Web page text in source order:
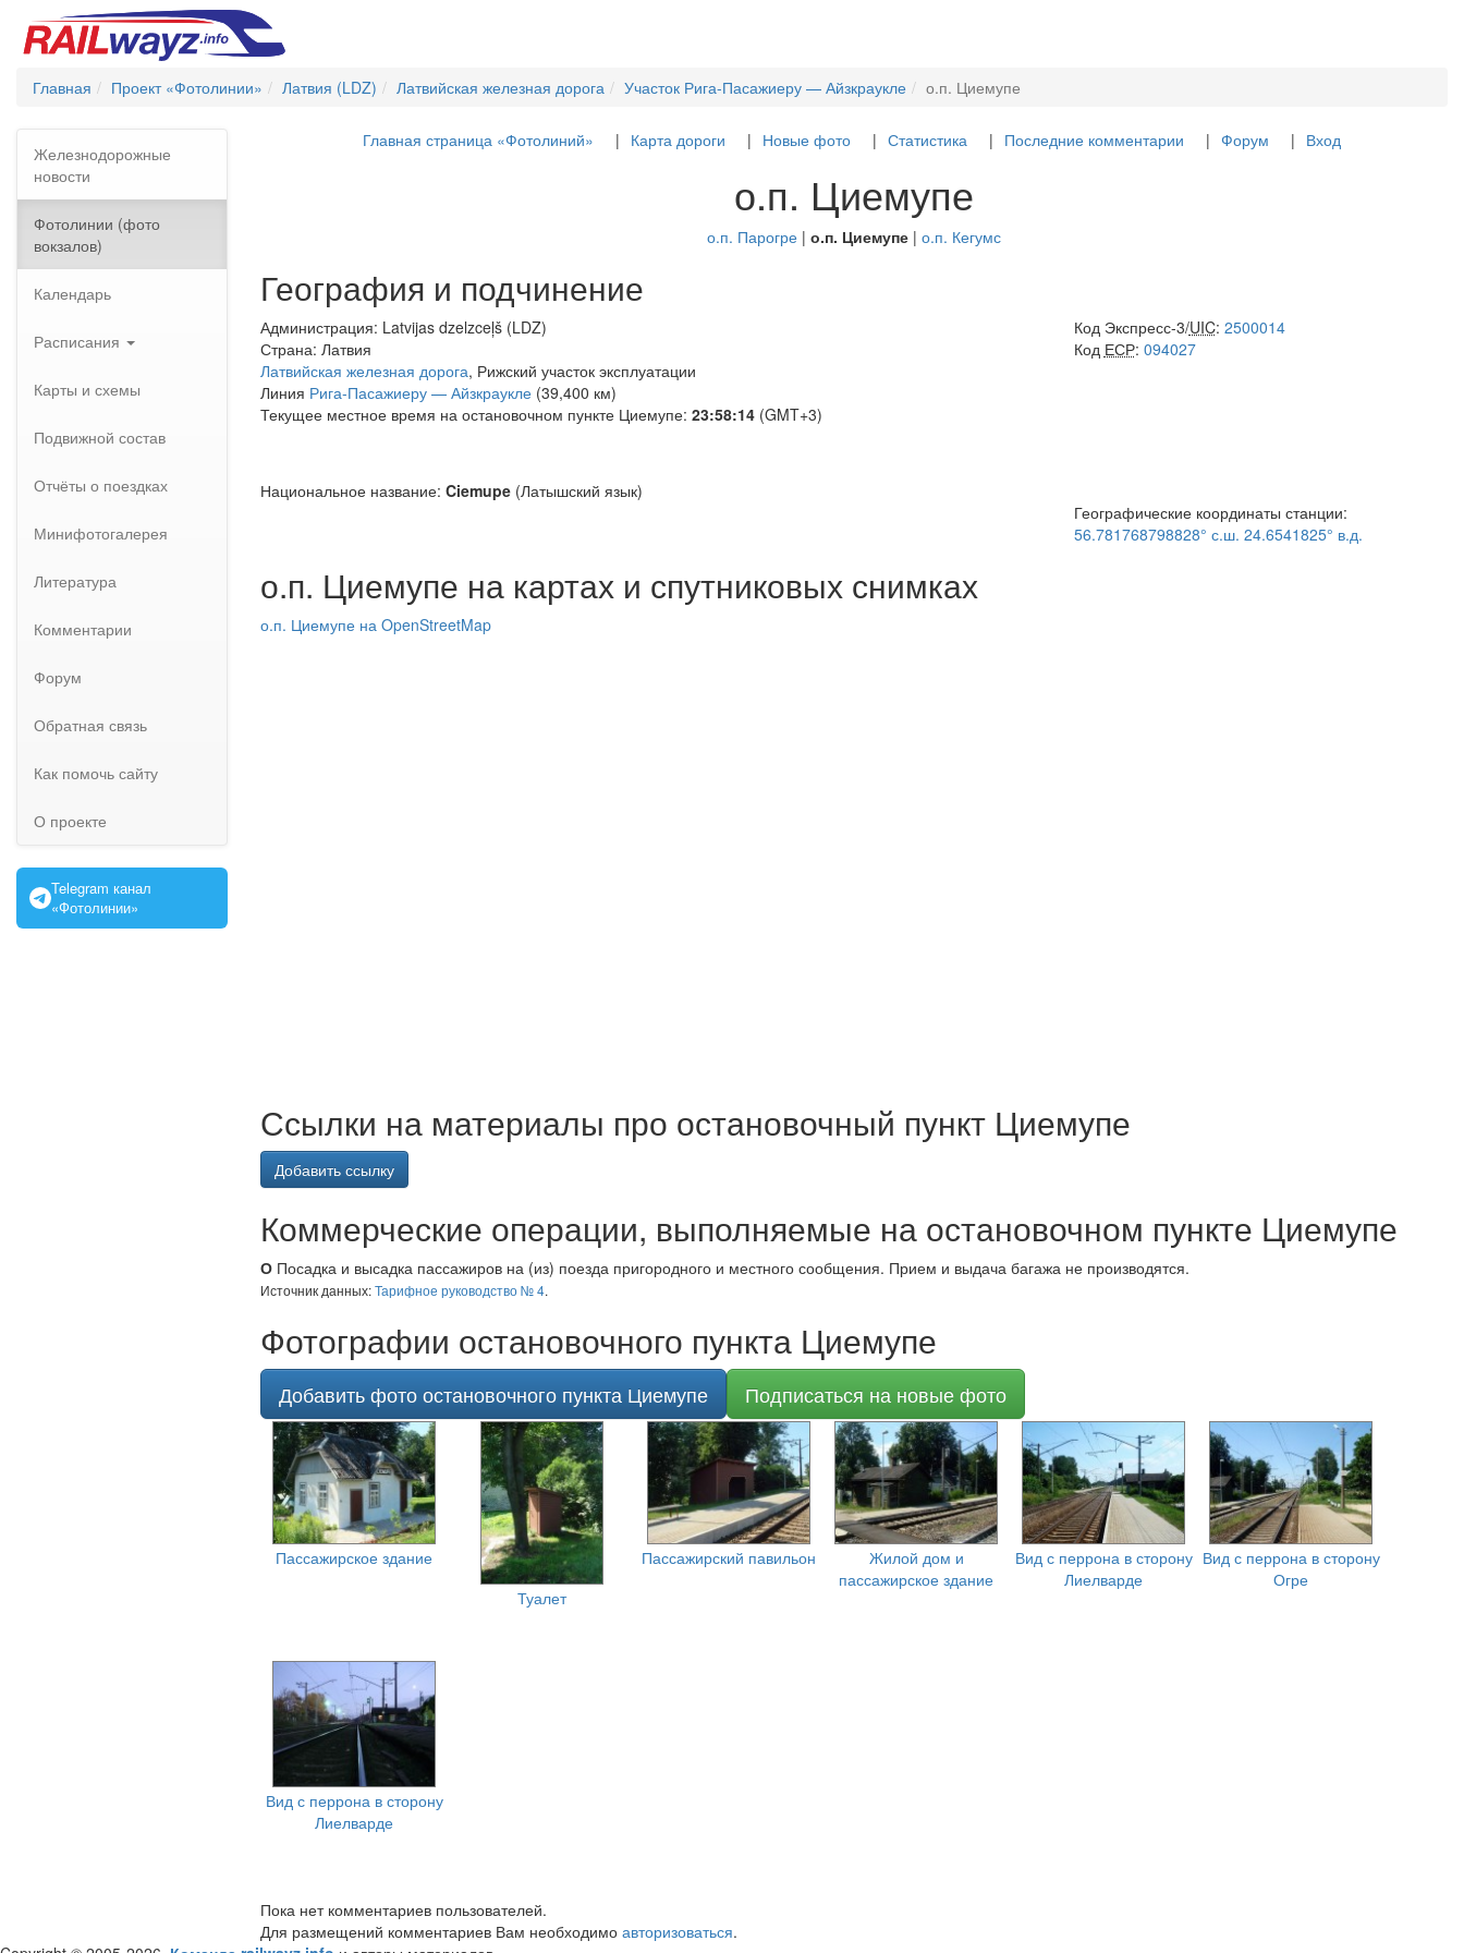
Главная Проект «Фотолинии» Латвия (LDZ) Латвийская железная дорога Участок Рига-Пасажиеру — Айзкраукле о.п. Циемупе
Железнодорожные
новости
Фотолинии (фото
вокзалов)
Календарь
Расписания
Карты и схемы
Подвижной состав
Отчёты о поездках
Минифотогалерея
Литература
Комментарии
Форум
Обратная связь
Как помочь сайту
О проекте
Telegram канал
«Фотолинии»
Главная страница «Фотолиний» Карта дороги Новые фото Статистика Последние комментарии Форум Вход
о.п. Циемупе
о.п. Парогре | о.п. Циемупе | о.п. Кегумс
География и подчинение
Администрация: Latvijas dzelzceļš (LDZ)
Страна: Латвия
Латвийская железная дорога, Рижский участок эксплуатации
Линия Рига-Пасажиеру — Айзкраукле (39,400 км)
Текущее местное время на остановочном пункте Циемупе: 23:58:15 (GMT+3)
Национальное название: Ciemupe (Латышский язык)
Код Экспресс-3/UIC: 2500014
Код ЕСР: 094027
Географические координаты станции:
56.781768798828° с.ш. 24.6541825° в.д.
о.п. Циемупе на картах и спутниковых снимках
о.п. Циемупе на OpenStreetMap
Ссылки на материалы про остановочный пункт Циемупе
Добавить ссылку
Коммерческие операции, выполняемые на остановочном пункте Циемупе
О Посадка и высадка пассажиров на (из) поезда пригородного и местного сообщения. Прием и выдача багажа не производятся.
Источник данных:Тарифное руководство № 4.
Фотографии остановочного пункта Циемупе
Добавить фото остановочного пункта Циемупе Подписаться на новые фото
Пассажирское здание
Туалет
Пассажирский павильон
Жилой дом и
пассажирское здание
Вид с перрона в сторону
Лиелварде
Вид с перрона в сторону
Огре
Вид с перрона в сторону
Лиелварде
Пока нет комментариев пользователей.
Для размещений комментариев Вам необходимо авторизоваться.